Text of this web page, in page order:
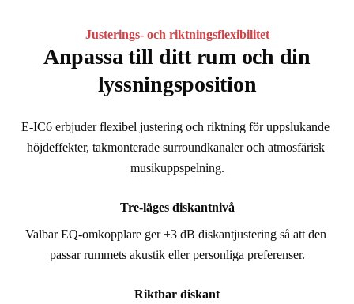
Justerings- och riktningsflexibilitet
Anpassa till ditt rum och din
lyssningsposition
E-IC6 erbjuder flexibel justering och riktning för uppslukande
höjdeffekter, takmonterade surroundkanaler och atmosfärisk
musikuppspelning.
Tre-läges diskantnivå
Valbar EQ-omkopplare ger ±3 dB diskantjustering så att den
passar rummets akustik eller personliga preferenser.
Riktbar diskant